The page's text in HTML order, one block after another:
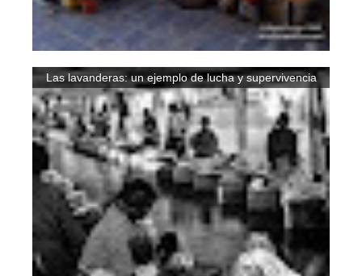
Las lavanderas: un ejemplo de lucha y supervivencia